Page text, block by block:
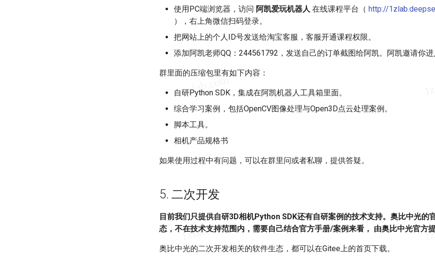
使用PC端浏览器，访问 阿凯爱玩机器人 在线课程平台（ http://
），右上角微信扫码登录。
把网站上的个人ID号发送给淘宝客服，客服开通课程权限。
添加阿凯老师QQ：244561792，发送自己的订单截图给阿凯。阿凯邀请你
群里面的压缩包里有如下内容：
自研Python SDK，集成在阿凯机器人工具箱里面。
综合学习案例，包括OpenCV图像处理与Open3D点云处理案例。
脚本工具。
相机产品规格书
如果使用过程中有问题，可以在群里问或者私聊，提供答疑。
5. 二次开发
目前我们只提供自研3D相机Python SDK还有自研案例的技术支持。奥比中光的
态，不在技术支持范围内，需要自己结合官方手册/案例来看， 由奥比中光官方
奥比中光的二次开发相关的软件生态，都可以在Gitee上的首页下载。